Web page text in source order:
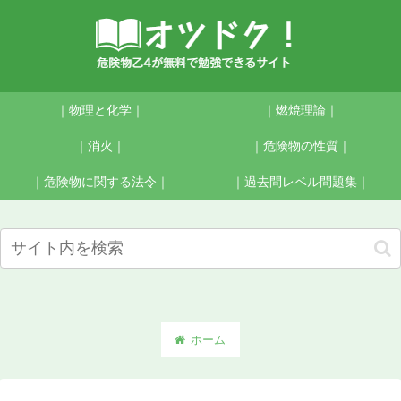
｜物理と化学｜ ｜燃焼理論｜
｜消火｜ ｜危険物の性質｜
｜危険物に関する法令｜ ｜過去問レベル問題集｜
ホーム